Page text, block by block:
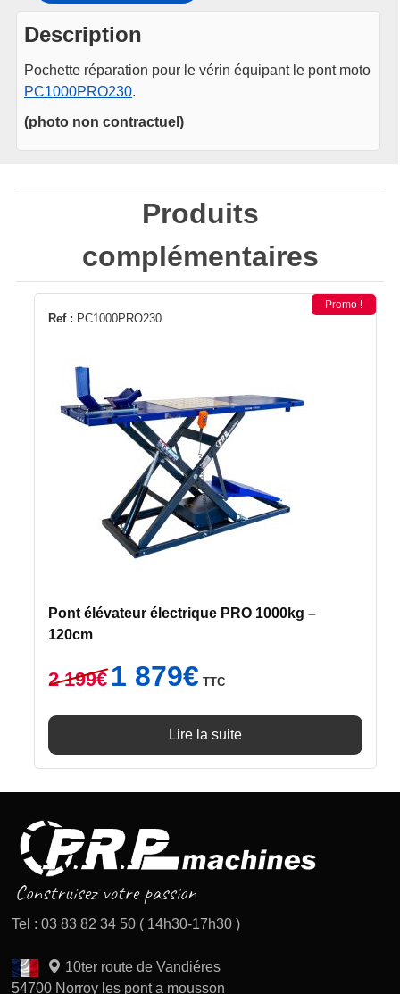
Description
Pochette réparation pour le vérin équipant le pont moto
PC1000PRO230.
(photo non contractuel)
Produits
complémentaires
Ref : PC1000PRO230
Promo !
Pont élévateur électrique PRO 1000kg –
120cm
2 199€
Le
prix
199€.
1 879€prix
est :
879€.
TTC
Lire la suite
Tel : 03 83 82 34 50 ( 14h30-17h30 )
10ter route de Vandiéres
54700 Norroy les pont a mousson